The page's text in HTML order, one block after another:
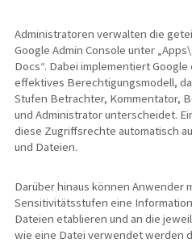
Administratoren verwalten die
Google Admin Console unter
Docs“. Dabei implementiert
effektives Berechtigungsmodell,
Stufen Betrachter, Kommentator,
und Administrator unterscheidet.
diese Zugriffsrechte automatisch
und Dateien.
Darüber hinaus können Anwender
Sensitivitätsstufen eine
Dateien etablieren und an die
wie eine Datei verwendet werden